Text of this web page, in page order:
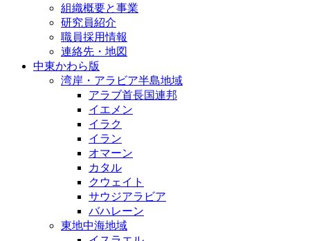
組織概要と事業
研究員紹介
職員採用情報
連絡先・地図
中東かわら版
湾岸・アラビア半島地域
アラブ首長国連邦
イエメン
イラク
イラン
オマーン
カタル
クウェイト
サウジアラビア
バハレーン
東地中海地域